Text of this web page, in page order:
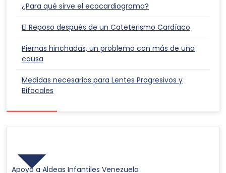
¿Para qué sirve el ecocardiograma?
El Reposo después de un Cateterismo Cardíaco
Piernas hinchadas, un problema con más de una
causa
Medidas necesarias para Lentes Progresivos y
Bifocales
Apoyo a Aldeas Infantiles Venezuela